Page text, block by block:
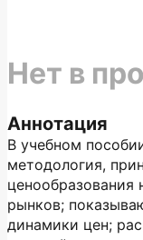
Аннотация
В учебном
методология,
ценообразования
рынков;
динамики цен;
Нет в